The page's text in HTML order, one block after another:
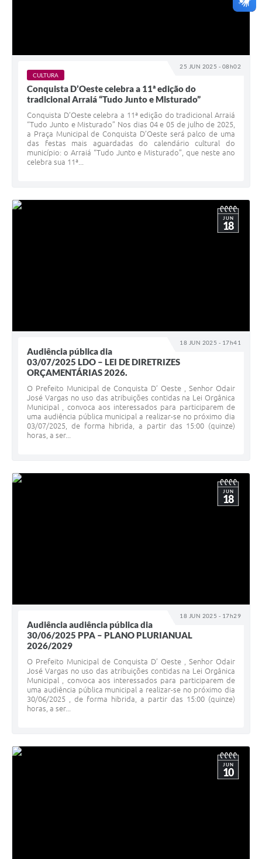
25 JUN 2025 - 08h02
CULTURA
Conquista D’Oeste celebra a 11ª edição do
tradicional Arraiá “Tudo Junto e Misturado”
Conquista D’Oeste celebra a 11ª edição do tradicional Arraiá
“Tudo Junto e Misturado” Nos dias 04 e 05 de julho de 2025,
a Praça Municipal de Conquista D’Oeste será palco de uma
das festas mais aguardadas do calendário cultural do
município: o Arraiá “Tudo Junto e Misturado”, que neste ano
celebra sua 11ª...
18 JUN 2025 - 17h41
JUN
18
Audiência pública dia
03/07/2025 LDO – LEI DE DIRETRIZES
ORÇAMENTÁRIAS 2026.
O Prefeito Municipal de Conquista D’ Oeste , Senhor Odair
José Vargas no uso das atribuições contidas na Lei Orgânica
Municipal , convoca aos interessados para participarem de
uma audiência pública municipal a realizar-se no próximo dia
03/07/2025, de forma hibrida, a partir das 15:00 (quinze)
horas, a ser...
18 JUN 2025 - 17h29
JUN
18
Audiência audiência pública dia
30/06/2025 PPA – PLANO PLURIANUAL
2026/2029
O Prefeito Municipal de Conquista D’ Oeste , Senhor Odair
José Vargas no uso das atribuições contidas na Lei Orgânica
Municipal , convoca aos interessados para participarem de
uma audiência pública municipal a realizar-se no próximo dia
30/06/2025 , de forma hibrida, a partir das 15:00 (quinze)
horas, a ser...
JUN
10